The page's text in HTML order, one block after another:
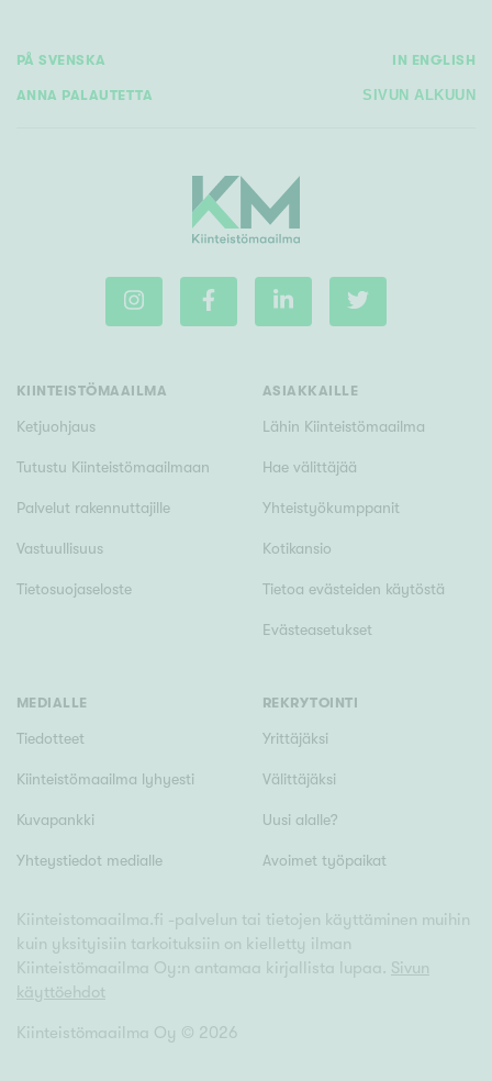
PÅ SVENSKA IN ENGLISH
ANNA PALAUTETTA SIVUN ALKUUN
KIINTEISTÖMAAILMA
Ketjuohjaus
Tutustu Kiinteistömaailmaan
Palvelut rakennuttajille
Vastuullisuus
Tietosuojaseloste
ASIAKKAILLE
Lähin Kiinteistömaailma
Hae välittäjää
Yhteistyökumppanit
Kotikansio
Tietoa evästeiden käytöstä
Evästeasetukset
MEDIALLE
Tiedotteet
Kiinteistömaailma lyhyesti
Kuvapankki
Yhteystiedot medialle
REKRYTOINTI
Yrittäjäksi
Välittäjäksi
Uusi alalle?
Avoimet työpaikat
Kiinteistomaailma.fi -palvelun tai tietojen käyttäminen muihin
kuin yksityisiin tarkoituksiin on kielletty ilman
Kiinteistömaailma Oy:n antamaa kirjallista lupaa. Sivun
käyttöehdot
Kiinteistömaailma Oy © 2026